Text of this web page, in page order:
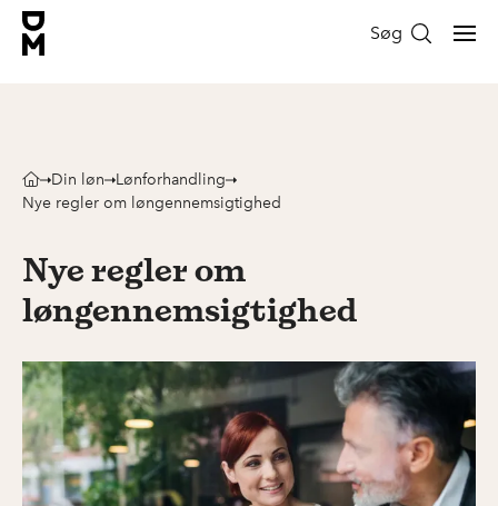
Søg
Din løn
Lønforhandling
Nye regler om løngennemsigtighed
Nye regler om
løngennemsigtighed